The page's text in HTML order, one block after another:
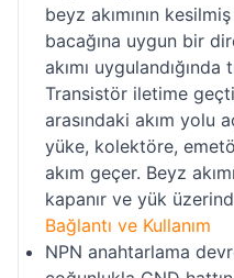
beyz akımının
bacağına uygun bir
akımı
Transistör iletime
arasındaki akım yolu
yüke, kolektöre,
akım geçer. Beyz
kapanır ve yük
Bağlantı ve Kullanım
NPN anahtarlama